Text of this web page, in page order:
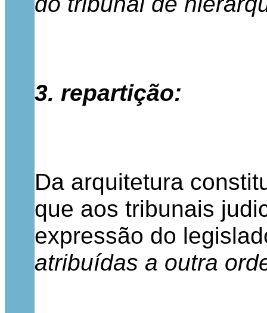
3. repartição:
Da arquitetura
que aos tribunais
expressão do
atribuídas a outra